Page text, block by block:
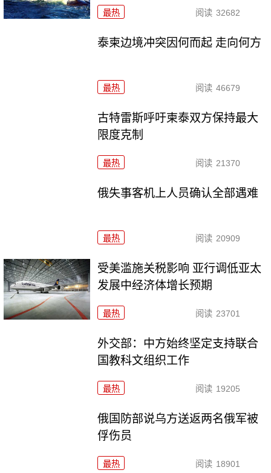
最热 阅读 32682
泰柬边境冲突因何而起 走向何方
最热 阅读 46679
古特雷斯呼吁柬泰双方保持最大
限度克制
最热 阅读 21370
俄失事客机上人员确认全部遇难
最热 阅读 20909
受美滥施关税影响 亚行调低亚太
发展中经济体增长预期
最热 阅读 23701
外交部：中方始终坚定支持联合
国教科文组织工作
最热 阅读 19205
俄国防部说乌方送返两名俄军被
俘伤员
最热 阅读 18901